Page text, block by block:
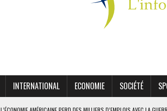
INTERNATIONAL ECONOMIE SOCIÉTÉ